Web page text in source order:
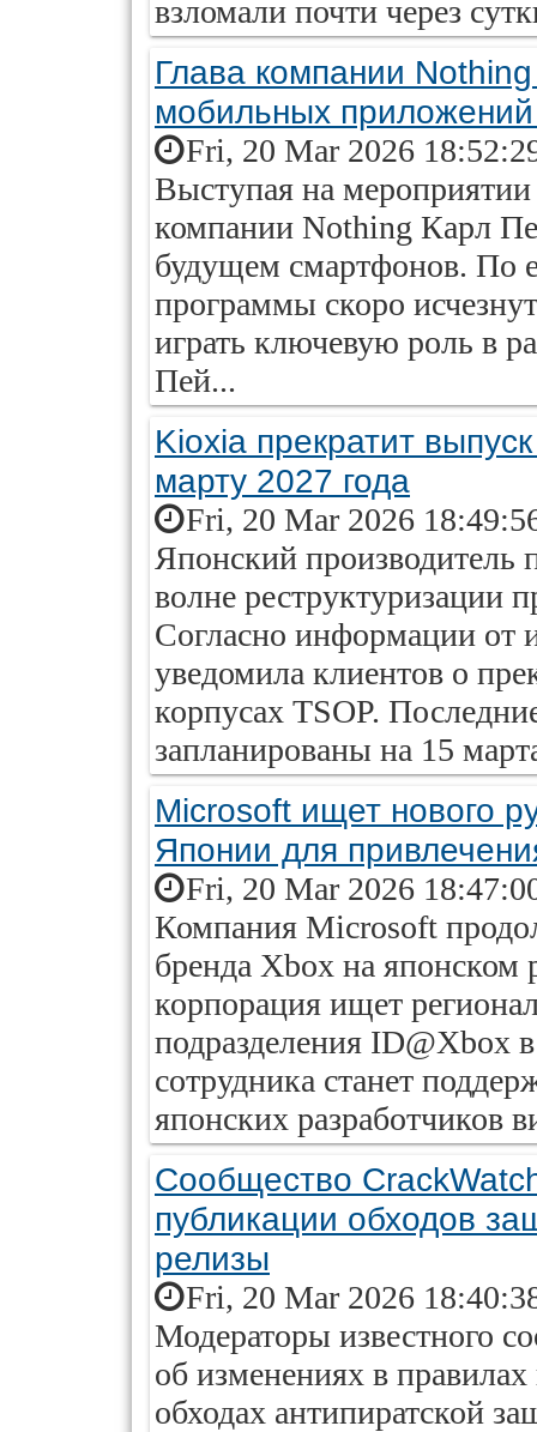
взломали почти через
Глава компании
мобильных
Fri, 20 Mar 2026
Выступая на
компании Nothing Карл
будущем смартфонов. По
программы скоро
играть ключевую роль в
Пей...
Kioxia прекратит
марту 2027 года
Fri, 20 Mar 2026
Японский производитель
волне реструктуризации
Согласно информации от
уведомила клиентов о
корпусах TSOP.
запланированы на 15
Microsoft ищет нового
Японии для
Fri, 20 Mar 2026
Компания Microsoft
бренда Xbox на японском
корпорация ищет
подразделения ID@Xbox
сотрудника станет
японских разработчиков
Сообщество
публикации обходов
релизы
Fri, 20 Mar 2026
Модераторы известного
об изменениях в
обходах антипиратской